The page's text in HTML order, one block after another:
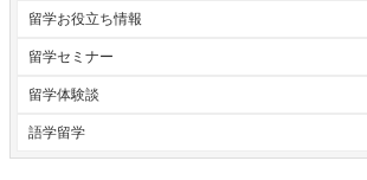
留学お役立ち情報
留学セミナー
留学体験談
語学留学